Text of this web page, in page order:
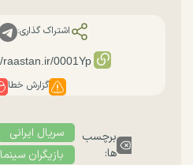
اشتراک گذاری:
گزارش خطا
برچسب
ها:
سریال ایرانی
بازیگران سینما